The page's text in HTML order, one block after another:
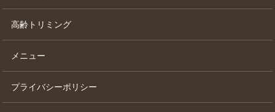
高齢トリミング
メニュー
プライバシーポリシー